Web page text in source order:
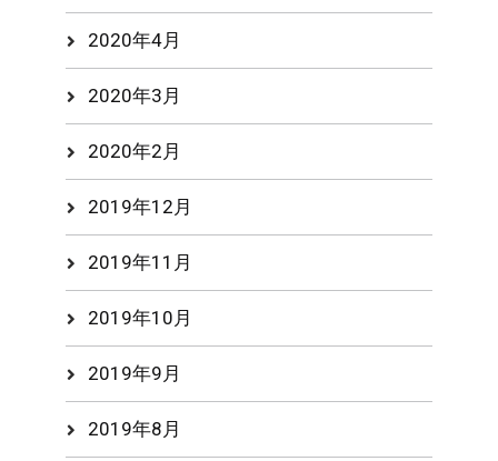
2020年4月
2020年3月
2020年2月
2019年12月
2019年11月
2019年10月
2019年9月
2019年8月